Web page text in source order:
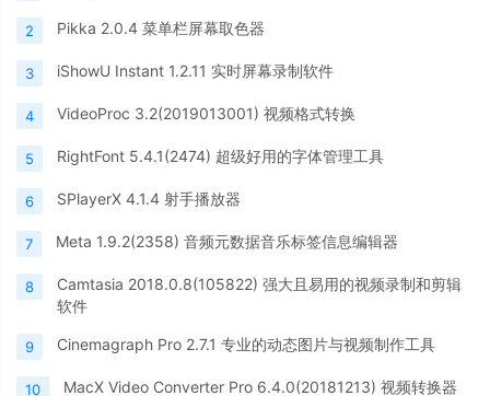
2 Pikka 2.0.4 菜单栏屏幕取色器
3 iShowU Instant 1.2.11 实时屏幕录制软件
4 VideoProc 3.2(2019013001) 视频格式转换
5 RightFont 5.4.1(2474) 超级好用的字体管理工具
6 SPlayerX 4.1.4 射手播放器
7 Meta 1.9.2(2358) 音频元数据音乐标签信息编辑器
8
Camtasia 2018.0.8(105822) 强大且易用的视频录制和剪辑
软件
9 Cinemagraph Pro 2.7.1 专业的动态图片与视频制作工具
10 MacX Video Converter Pro 6.4.0(20181213) 视频转换器